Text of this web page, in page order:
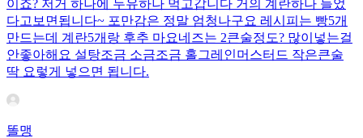
이죠? 저거 하나에 두유하나 먹고갑니다 거의 계란하나 들었
다고보면됩니다~ 포만감은 정말 엄청나구요 레시피는 빵5개
만드는데 계란5개랑 후추 마요네즈는 2큰술정도? 많이넣는걸
안좋아해요 설탕조금 소금조금 홀그레인머스터드 작은큰술
딱 요렇게 넣으면 됩니다.
똘맹